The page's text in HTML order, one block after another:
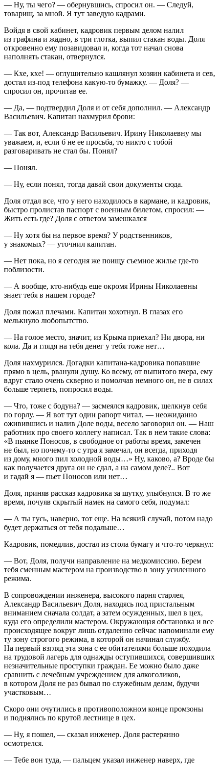
— Ну, ты чего? — обернувшись, спросил он. — Следуй,
товарищ, за мной. Я тут заведую кадрами.
Войдя в свой кабинет, кадровик первым делом налил
из графина и жадно, в три глотка, выпил стакан воды. Доля
откровенно ему позавидовал и, когда тот начал снова
наполнять стакан, отвернулся.
— Кхе, кхе! — оглушительно кашлянул хозяин кабинета и сев,
достал из-под телефона какую-то бумажку. — Доля? —
спросил он, прочитав ее.
— Да, — подтвердил Доля и от себя дополнил. — Александр
Васильевич. Капитан нахмурил брови:
— Так вот, Александр Васильевич. Ирину Николаевну мы
уважаем, и, если б не ее просьба, то никто с тобой
разговаривать не стал бы. Понял?
— Понял.
— Ну, если понял, тогда давай свои документы сюда.
Доля отдал все, что у него находилось в кармане, и кадровик,
быстро пролистав паспорт с военным билетом, спросил: —
Жить есть где? Доля с ответом замешкался
— Ну хотя бы на первое время? У родственников,
у знакомых? — уточнил капитан.
— Нет пока, но я сегодня же поищу съемное жилье где-то
поблизости.
— А вообще, кто-нибудь еще окромя Ирины Николаевны
знает тебя в нашем городе?
Доля пожал плечами. Капитан хохотнул. В глазах его
мелькнуло любопытство.
— На голое место, значит, из Крыма приехал? Ни двора, ни
кола. Да и глядя на тебя денег у тебя тоже нет…
Доля нахмурился. Догадки капитана-кадровика попавшие
прямо в цель, рванули душу. Ко всему, от выпитого вчера, ему
вдруг стало очень скверно и помолчав немного он, не в силах
больше терпеть, попросил воды.
— Что, тоже с бодуна? — засмеялся кадровик, щелкнув себя
по горлу. — Я вот тут один рапорт читал, — неожиданно
оживившись и налив Доле воды, весело заговорил он. — Наш
работник про своего коллегу написал. Так в нем такие слова:
«В пьянке Поносов, в свободное от работы время, замечен
не был, но почему-то с утра я замечал, он всегда, приходя
из дому, много пил холодной воды…» Ну, каково, а? Вроде бы
как получается друга он не сдал, а на самом деле?.. Вот
и гадай я — пьет Поносов или нет…
Доля, приняв рассказ кадровика за шутку, улыбнулся. В то же
время, почуяв скрытый намек на самого себя, подумал:
— А ты гусь, наверно, тот еще. На всякий случай, потом надо
будет держаться от тебя подальше…
Кадровик, помедлив, достал из стола бумагу и что-то черкнул:
— Вот, Доля, получи направление на медкомиссию. Берем
тебя сменным мастером на производство в зону усиленного
режима.
В сопровождении инженера, высокого парня старлея,
Александр Васильевич Доля, находясь под пристальным
вниманием сначала солдат, а затем осужденных, шел в цех,
куда его определили мастером. Окружающая обстановка и все
происходящее вокруг лишь отдаленно сейчас напоминали ему
ту зону строгого режима, в которой он начинал службу.
На первый взгляд эта зона с ее обитателями больше походила
на трудовой лагерь для однажды оступившихся, совершивших
незначительные проступки граждан. Ее можно было даже
сравнить с лечебным учреждением для алкоголиков,
в котором Доля не раз бывал по служебным делам, будучи
участковым…
Скоро они очутились в противоположном конце промзоны
и поднялись по крутой лестнице в цех.
— Ну, я пошел, — сказал инженер. Доля растерянно
осмотрелся.
— Тебе вон туда, — пальцем указал инженер наверх, где